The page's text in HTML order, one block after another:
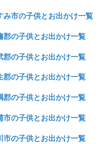
み市の子供とお出かけ一覧
郡の子供とお出かけ一覧
郡の子供とお出かけ一覧
郡の子供とお出かけ一覧
郡の子供とお出かけ一覧
市の子供とお出かけ一覧
市の子供とお出かけ一覧